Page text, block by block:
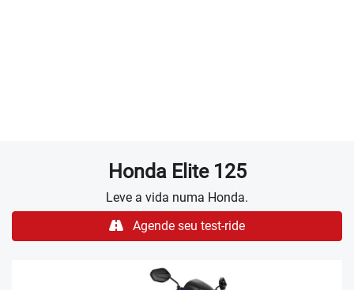
Na parte interna do escudo frontal temos o porta-luvas